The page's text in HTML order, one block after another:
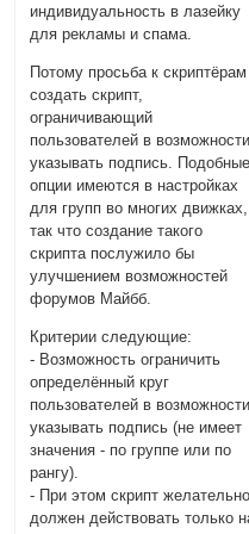
индивидуальность в лазейку
для рекламы и спама.
Потому просьба к скриптёрам
создать скрипт,
ограничивающий
пользователей в
указывать подпись.
опции имеются в настройках
для групп во многих движках,
так что создание такого
скрипта послужило бы
улучшением возможностей
форумов Майбб.
Критерии следующие:
- Возможность ограничить
определённый круг
пользователей в
указывать подпись (не имеет
значения - по группе или по
рангу).
- При этом скрипт
должен действовать только